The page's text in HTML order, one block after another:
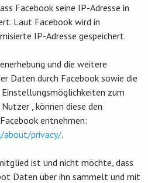
Facebook seine IP-Adresse in
Laut Facebook wird in
IP-Adresse gespeichert.
und die weitere
Daten durch Facebook sowie die
zum
, können diese den
entnehmen:
about/privacy/.
ist und nicht möchte, dass
Daten über ihn sammelt und mit